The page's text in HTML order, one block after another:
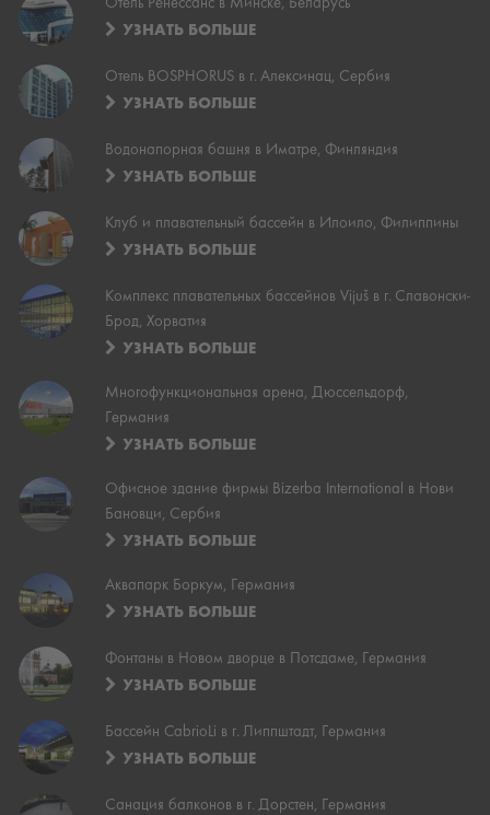
УЗНАТЬ БОЛЬШЕ
Отель BOSPHORUS в г. Алексинац, Сербия
УЗНАТЬ БОЛЬШЕ
Водонапорная башня в Иматре, Финляндия
УЗНАТЬ БОЛЬШЕ
Клуб и плавательный бассейн в Илоило, Филиппины
УЗНАТЬ БОЛЬШЕ
Комплекс плавательных бассейнов Vijuš в г. Славонски-
Брод, Хорватия
УЗНАТЬ БОЛЬШЕ
Многофункциональная арена, Дюссельдорф,
Германия
УЗНАТЬ БОЛЬШЕ
Офисное здание фирмы Bizerba International в Нови
Бановци, Сербия
УЗНАТЬ БОЛЬШЕ
Аквапарк Боркум, Германия
УЗНАТЬ БОЛЬШЕ
Фонтаны в Новом дворце в Потсдаме, Германия
УЗНАТЬ БОЛЬШЕ
Бассейн CabrioLi в г. Липпштадт, Германия
УЗНАТЬ БОЛЬШЕ
Санация балконов в г. Дорстен, Германия